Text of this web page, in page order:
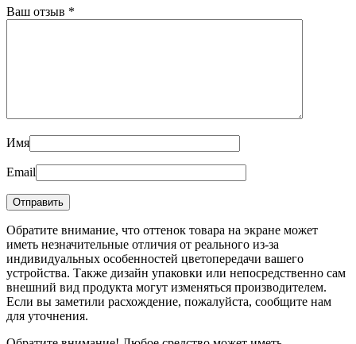
Ваш отзыв *
Имя
Email
Обратите внимание, что оттенок товара на экране может
иметь незначительные отличия от реального из-за
индивидуальных особенностей цветопередачи вашего
устройства. Также дизайн упаковки или непосредственно сам
внешний вид продукта могут изменяться производителем.
Если вы заметили расхождение, пожалуйста, сообщите нам
для уточнения.